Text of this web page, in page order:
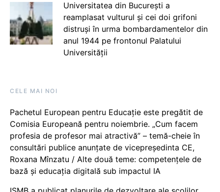
Universitatea din București a
reamplasat vulturul și cei doi grifoni
distruși în urma bombardamentelor din
anul 1944 pe frontonul Palatului
Universității
CELE MAI NOI
Pachetul European pentru Educație este pregătit de
Comisia Europeană pentru noiembrie. „Cum facem
profesia de profesor mai atractivă” – temă-cheie în
consultări publice anunțate de vicepreședinta CE,
Roxana Mînzatu / Alte două teme: competențele de
bază și educația digitală sub impactul IA